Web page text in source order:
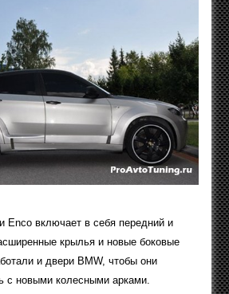
Enco включает в себя передний и
крылья и новые боковые
и двери BMW, чтобы они
с новыми колесными арками.